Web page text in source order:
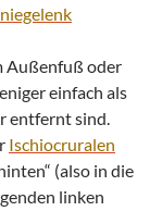
Außenfuß oder
einfach als
entfernt sind.
Ischiocruralen
(also in die
linken